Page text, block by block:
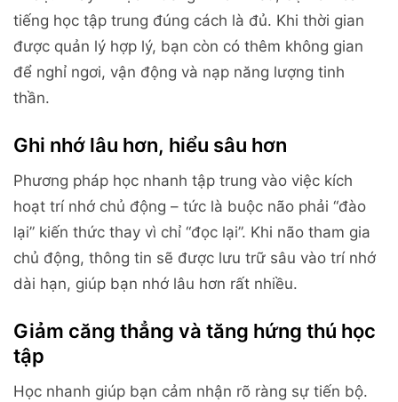
tiếng học tập trung đúng cách là đủ. Khi thời gian
được quản lý hợp lý, bạn còn có thêm không gian
để nghỉ ngơi, vận động và nạp năng lượng tinh
thần.
Ghi nhớ lâu hơn, hiểu sâu hơn
Phương pháp học nhanh tập trung vào việc kích
hoạt trí nhớ chủ động – tức là buộc não phải “đào
lại” kiến thức thay vì chỉ “đọc lại”. Khi não tham gia
chủ động, thông tin sẽ được lưu trữ sâu vào trí nhớ
dài hạn, giúp bạn nhớ lâu hơn rất nhiều.
Giảm căng thẳng và tăng hứng thú học
tập
Học nhanh giúp bạn cảm nhận rõ ràng sự tiến bộ.